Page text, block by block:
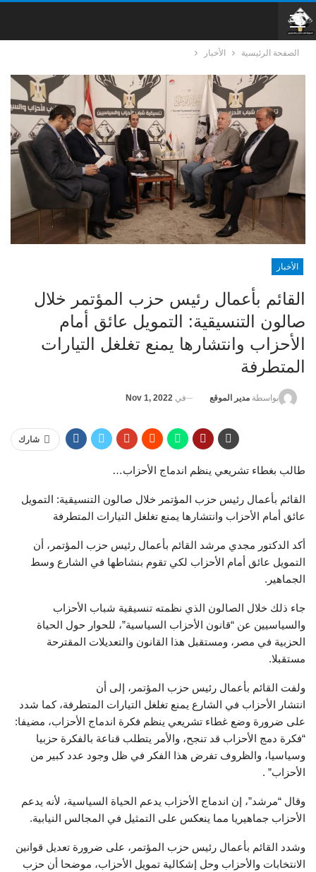
الصفحة الرئيسية الأخبار
الأخبار
القائم بأعمال رئيس حزب المؤتمر خلال
صالون التنسيقية: التمويل عائق أمام
الأحزاب وانتشارها يمنع تغلغل التيارات
المتطرفة
بواسطة مدير الموقع في Nov 1, 2022
شارك
طالب بغطاء تشريعي ينظم اندماج الأحزاب…
القائم بأعمال رئيس حزب المؤتمر خلال صالون التنسيقية: التمويل
عائق أمام الأحزاب وانتشارها يمنع تغلغل التيارات المتطرفة
أكد الدكتور مجدي مرشد القائم بأعمال رئيس حزب المؤتمر، أن
التمويل عائق أمام الأحزاب لكي تقوم بنشاطها في الشارع وسط
الجماهير.
جاء ذلك خلال الصالون الذي نظمته تنسيقية شباب الأحزاب
والسياسيين عن “قانون الأحزاب السياسية”، للحوار حول الحياة
الحزبية في مصر، ومستقبل هذا القانون والتعديلات المقترحة
مستقبلا.
ولفت القائم بأعمال رئيس حزب المؤتمر، إلى أن
انتشار الأحزاب في الشارع يمنع تغلغل التيارات المتطرفة، كما شدد
على ضرورة وضع غطاء تشريعي ينظم فكرة اندماج الأحزاب، مضيفا:
“فكرة دمج الأحزاب قد تنجح، والأمر يتطلب قناعة بالفكرة حزبيا
وسياسيا، والظروف تفرض هذا الفكر في ظل وجود عدد كبير من
الأحزاب” .
وقال “مرشد”، إن اندماج الأحزاب يدعم الحياة السياسية، لأنه يدعم
الأحزاب جماهيريا مما ينعكس على التمثيل في المجالس النيابية.
وشدد القائم بأعمال رئيس حزب المؤتمر، على ضرورة تعديل قوانين
الانتخابات والأحزاب وحل إشكالية تمويل الأحزاب، موضحا أن حزب